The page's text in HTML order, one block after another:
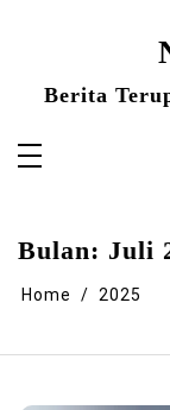
Berita
Bulan: Juli
Home 2025